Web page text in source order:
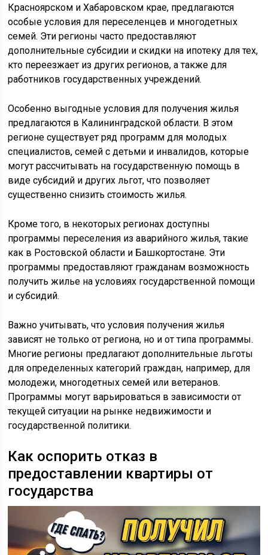
Красноярском и Хабаровском крае, предлагаются
особые условия для переселенцев и многодетных
семей. Эти регионы часто предоставляют
дополнительные субсидии и скидки на ипотеку для тех,
кто переезжает из других регионов, а также для
работников государственных учреждений.
Особенно выгодные условия для получения жилья
предлагаются в Калининградской области. В этом
регионе существует ряд программ для молодых
специалистов, семей с детьми и инвалидов, которые
могут рассчитывать на государственную помощь в
виде субсидий и других льгот, что позволяет
существенно снизить стоимость жилья.
Кроме того, в некоторых регионах доступны
программы переселения из аварийного жилья, такие
как в Ростовской области и Башкортостане. Эти
программы предоставляют гражданам возможность
получить жилье на условиях государственной помощи
и субсидий.
Важно учитывать, что условия получения жилья
зависят не только от региона, но и от типа программы.
Многие регионы предлагают дополнительные льготы
для определенных категорий граждан, например, для
молодежи, многодетных семей или ветеранов.
Программы могут варьироваться в зависимости от
текущей ситуации на рынке недвижимости и
государственной политики.
Как оспорить отказ в
предоставлении квартиры от
государства